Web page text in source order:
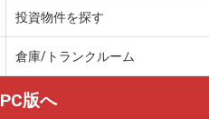
投資物件を探す
倉庫/トランクルーム
PC版へ